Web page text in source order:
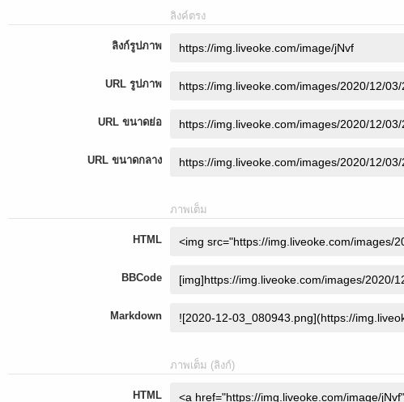
ลิงค์ตรง
ลิงก์รูปภาพ
URL รูปภาพ
URL ขนาดย่อ
URL ขนาดกลาง
ภาพเต็ม
HTML
BBCode
Markdown
ภาพเต็ม (ลิงก์)
HTML